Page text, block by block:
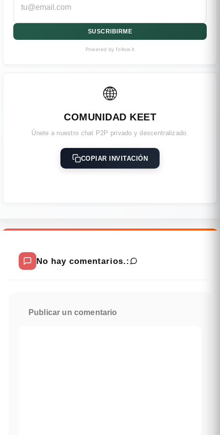
SUSCRIBIRME
Powered by follow.it
🌐
COMUNIDAD KEET
Únete a nuestro chat P2P privado y descentralizado.
COPIAR INVITACIÓN
No hay comentarios.:
Publicar un comentario